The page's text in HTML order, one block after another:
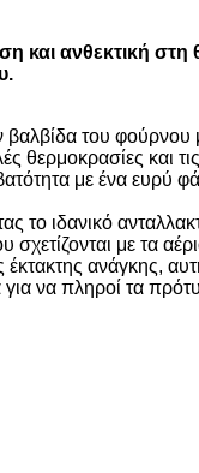
ανθεκτική στη
βαλβίδα του
θερμοκρασίες και
με ένα ευρύ
ιδανικό
με τα
έκτακτης ανάγκης,
να πληροί τα